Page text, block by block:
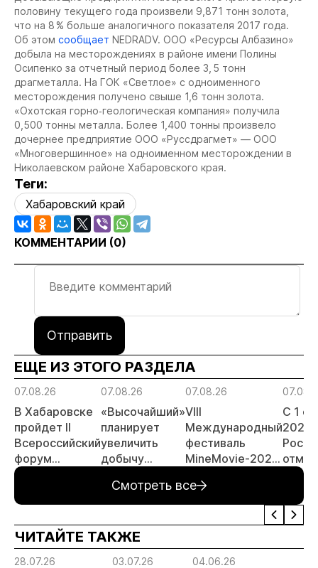
половину текущего года произвели 9,871 тонн золота,
что на 8 % больше аналогичного показателя 2017 года.
Об этом сообщает NEDRADV. ООО «Ресурсы Албазино»
добыла на месторождениях в районе имени Полины
Осипенко за отчетный период более 3, 5 тонн
драгметалла. На ГОК «Светлое» с одноименного
месторождения получено свыше 1,6 тонн золота.
«Охотская горно‐геологическая компания» получила
0,500 тонны металла. Более 1,400 тонны произвело
дочернее предприятие ООО «Руссдрагмет» — ООО
«Многовершинное» на одноименном месторождении в
Николаевском районе Хабаровского края.
Теги:
Хабаровский край
КОММЕНТАРИИ (0)
Отправить
ЕЩЕ ИЗ ЭТОГО РАЗДЕЛА
07.08.26
В Хабаровске
пройдет II
Всероссийский
форум
«Россыпное
России»
07.08.26
«Высочайший»
планирует
увеличить
добычу
тонн в 2026
году
07.08.26
VIII
Международный
фестиваль
MineMovie-2026
заявок
С 1
2026
Смотреть все
ЧИТАЙТЕ ТАКЖЕ
28.07.26 03.07.26 04.06.26